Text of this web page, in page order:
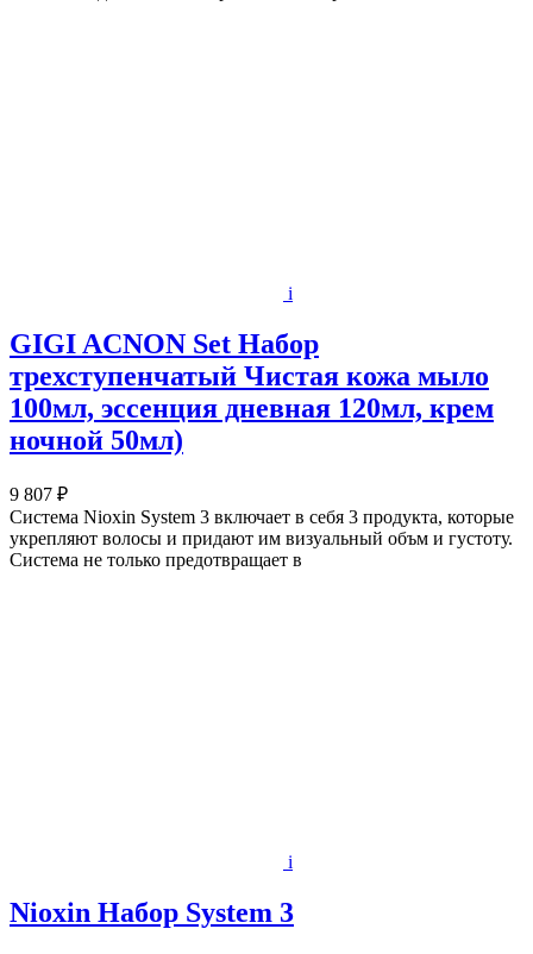
i
GIGI ACNON Set Набор
трехступенчатый Чистая кожа мыло
100мл, эссенция дневная 120мл, крем
ночной 50мл)
9 807 ₽
Система Nioxin System 3 включает в себя 3 продукта, которые
укрепляют волосы и придают им визуальный объм и густоту.
Система не только предотвращает в
i
Nioxin Набор System 3